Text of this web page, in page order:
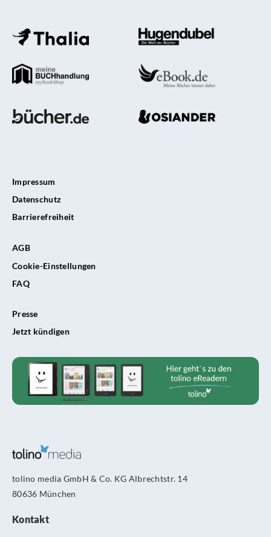
Impressum
Datenschutz
Barrierefreiheit
AGB
Cookie-Einstellungen
FAQ
Presse
Jetzt kündigen
tolino media GmbH & Co. KG Albrechtstr. 14
80636 München
Kontakt